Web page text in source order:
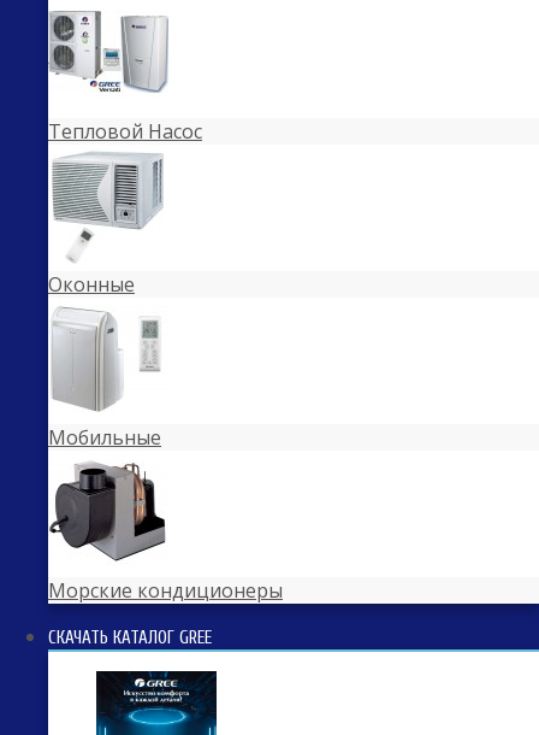
Тепловой Насос
Оконные
Мобильные
Морские кондиционеры
СКАЧАТЬ КАТАЛОГ GREE